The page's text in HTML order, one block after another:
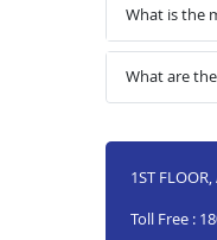
What is the
What are
1ST
Toll Free :